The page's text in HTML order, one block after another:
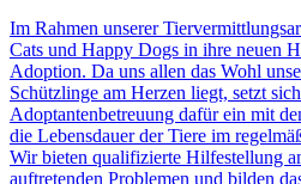
Im Rahmen unserer
Cats und Happy Dogs in ihre neuen
Adoption. Da uns allen das Wohl
Schützlinge am Herzen liegt, setzt
Adoptantenbetreuung dafür ein mit
die Lebensdauer der Tiere im
Wir bieten qualifizierte Hilfestellung
auftretenden Problemen und bilden